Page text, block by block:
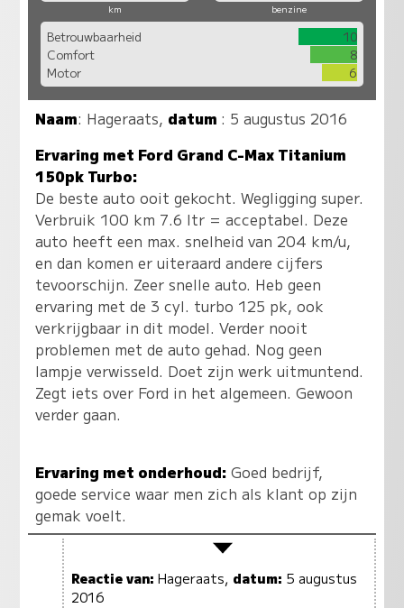
km benzine
Betrouwbaarheid
10
Comfort
8
Motor
6
Naam: Hageraats, datum : 5 augustus 2016
Ervaring met Ford Grand C-Max Titanium
150pk Turbo:
De beste auto ooit gekocht. Wegligging super.
Verbruik 100 km 7.6 ltr = acceptabel. Deze
auto heeft een max. snelheid van 204 km/u,
en dan komen er uiteraard andere cijfers
tevoorschijn. Zeer snelle auto. Heb geen
ervaring met de 3 cyl. turbo 125 pk, ook
verkrijgbaar in dit model. Verder nooit
problemen met de auto gehad. Nog geen
lampje verwisseld. Doet zijn werk uitmuntend.
Zegt iets over Ford in het algemeen. Gewoon
verder gaan.
Ervaring met onderhoud: Goed bedrijf,
goede service waar men zich als klant op zijn
gemak voelt.
Reactie van: Hageraats, datum: 5 augustus
2016